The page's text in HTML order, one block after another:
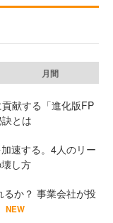
月間
献する「進化版FP
とは
速する。4人のリー
し方
るか？ 事業会社が投
NEW